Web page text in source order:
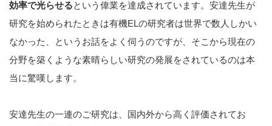
効率で光らせるという偉業を達成されています。安達先生が
研究を始められたときは有機ELの研究者は世界で数人しかい
なかった、というお話をよく伺うのですが、そこから現在の
分野を築くような素晴らしい研究の発展をされているのは本
当に驚嘆します。
安達先生の一連のご研究は、国内外から高く評価されてお